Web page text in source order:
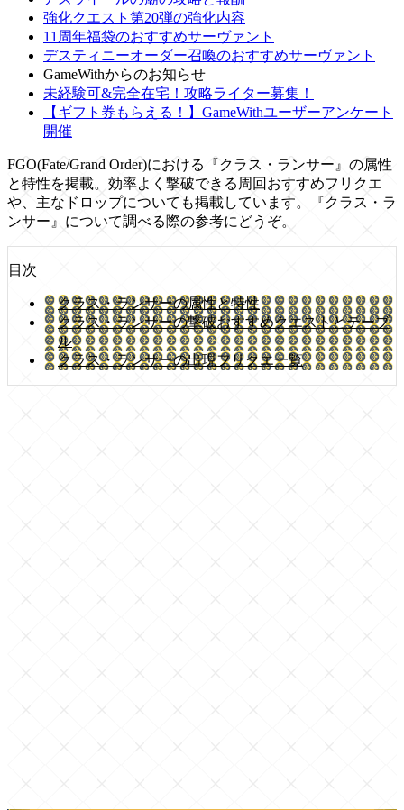
強化クエスト第20弾の強化内容
11周年福袋のおすすめサーヴァント
デスティニーオーダー召喚のおすすめサーヴァント
GameWithからのお知らせ
未経験可&完全在宅！攻略ライター募集！
【ギフト券もらえる！】GameWithユーザーアンケート
開催
FGO(Fate/Grand Order)における『クラス・ランサー』の属性
と特性を掲載。効率よく撃破できる周回おすすめフリクエ
や、主なドロップについても掲載しています。『クラス・ラ
ンサー』について調べる際の参考にどうぞ。
目次
クラス・ランサーの属性と特性
クラス・ランサーの撃破おすすめクエストとテーブ
ル
クラス・ランサーの出現フリクエ一覧